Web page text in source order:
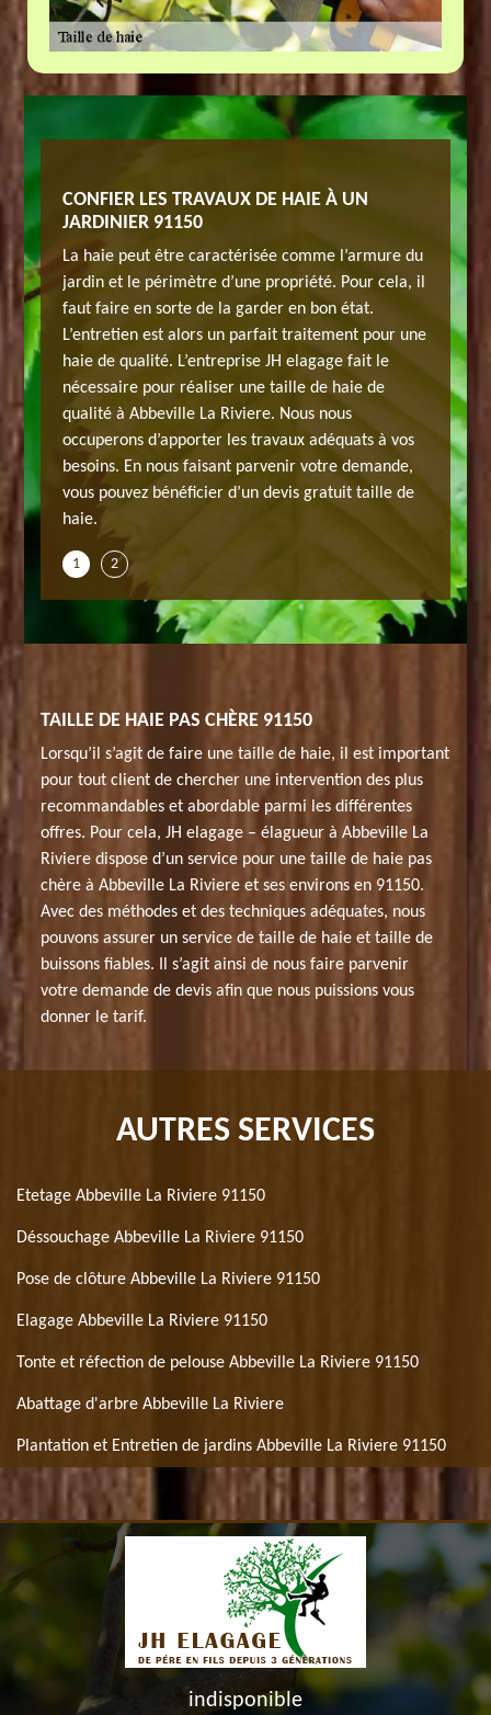
DE
la
haie
et
Cela
CONFIER LES TRAVAUX DE HAIE À UN
JARDINIER 91150
La haie peut être caractérisée comme l’armure du
jardin et le périmètre d’une propriété. Pour cela, il
faut faire en sorte de la garder en bon état.
L’entretien est alors un parfait traitement pour une
haie de qualité. L’entreprise JH elagage fait le
nécessaire pour réaliser une taille de haie de
qualité à Abbeville La Riviere. Nous nous
occuperons d’apporter les travaux adéquats à vos
besoins. En nous faisant parvenir votre demande,
vous pouvez bénéficier d’un devis gratuit taille de
haie.
JH
taille
est
de
entre
n’ont
1 2
TAILLE DE HAIE PAS CHÈRE 91150
Lorsqu’il s’agit de faire une taille de haie, il est important
pour tout client de chercher une intervention des plus
recommandables et abordable parmi les différentes
offres. Pour cela, JH elagage – élagueur à Abbeville La
Riviere dispose d’un service pour une taille de haie pas
chère à Abbeville La Riviere et ses environs en 91150.
Avec des méthodes et des techniques adéquates, nous
pouvons assurer un service de taille de haie et taille de
buissons fiables. Il s’agit ainsi de nous faire parvenir
votre demande de devis afin que nous puissions vous
donner le tarif.
AUTRES SERVICES
Etetage Abbeville La Riviere 91150
Déssouchage Abbeville La Riviere 91150
Pose de clôture Abbeville La Riviere 91150
Elagage Abbeville La Riviere 91150
Tonte et réfection de pelouse Abbeville La Riviere 91150
Abattage d'arbre Abbeville La Riviere
Plantation et Entretien de jardins Abbeville La Riviere 91150
indisponible